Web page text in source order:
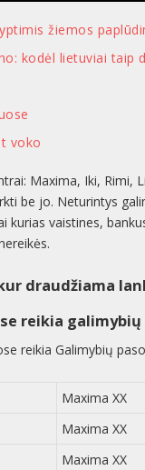
žiemos
kodėl lietuviai taip
voko
Maxima, Iki, Rimi,
be jo. Neturintys
kurias vaistines,
draudžiama
reikia galimybių
reikia Galimybių
Maxima XX
Maxima XX
Maxima XX